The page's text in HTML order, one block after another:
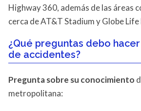
Highway 360, además de las áreas
cerca de AT&T Stadium y Globe Life
¿Qué preguntas debo
de accidentes?
Pregunta sobre su conocimiento
metropolitana: